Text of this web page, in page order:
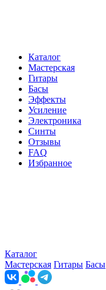
Каталог
Мастерская
Гитары
Басы
Эффекты
Усиление
Электроника
Синты
Отзывы
FAQ
Избранное
Каталог
Мастерская Гитары Басы